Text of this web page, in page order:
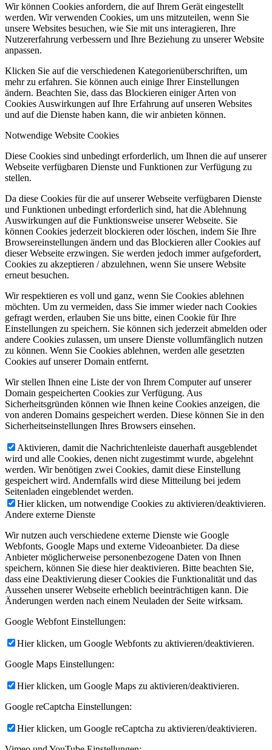
Wir können Cookies anfordern, die auf Ihrem Gerät eingestellt
werden. Wir verwenden Cookies, um uns mitzuteilen, wenn Sie
unsere Websites besuchen, wie Sie mit uns interagieren, Ihre
Nutzererfahrung verbessern und Ihre Beziehung zu unserer Website
anpassen.
Klicken Sie auf die verschiedenen Kategorienüberschriften, um
mehr zu erfahren. Sie können auch einige Ihrer Einstellungen
ändern. Beachten Sie, dass das Blockieren einiger Arten von
Cookies Auswirkungen auf Ihre Erfahrung auf unseren Websites
und auf die Dienste haben kann, die wir anbieten können.
Notwendige Website Cookies
Diese Cookies sind unbedingt erforderlich, um Ihnen die auf unserer
Webseite verfügbaren Dienste und Funktionen zur Verfügung zu
stellen.
Da diese Cookies für die auf unserer Webseite verfügbaren Dienste
und Funktionen unbedingt erforderlich sind, hat die Ablehnung
Auswirkungen auf die Funktionsweise unserer Webseite. Sie
können Cookies jederzeit blockieren oder löschen, indem Sie Ihre
Browsereinstellungen ändern und das Blockieren aller Cookies auf
dieser Webseite erzwingen. Sie werden jedoch immer aufgefordert,
Cookies zu akzeptieren / abzulehnen, wenn Sie unsere Website
erneut besuchen.
Wir respektieren es voll und ganz, wenn Sie Cookies ablehnen
möchten. Um zu vermeiden, dass Sie immer wieder nach Cookies
gefragt werden, erlauben Sie uns bitte, einen Cookie für Ihre
Einstellungen zu speichern. Sie können sich jederzeit abmelden oder
andere Cookies zulassen, um unsere Dienste vollumfänglich nutzen
zu können. Wenn Sie Cookies ablehnen, werden alle gesetzten
Cookies auf unserer Domain entfernt.
Wir stellen Ihnen eine Liste der von Ihrem Computer auf unserer
Domain gespeicherten Cookies zur Verfügung. Aus
Sicherheitsgründen können wie Ihnen keine Cookies anzeigen, die
von anderen Domains gespeichert werden. Diese können Sie in den
Sicherheitseinstellungen Ihres Browsers einsehen.
Aktivieren, damit die Nachrichtenleiste dauerhaft ausgeblendet
wird und alle Cookies, denen nicht zugestimmt wurde, abgelehnt
werden. Wir benötigen zwei Cookies, damit diese Einstellung
gespeichert wird. Andernfalls wird diese Mitteilung bei jedem
Seitenladen eingeblendet werden.
Hier klicken, um notwendige Cookies zu aktivieren/deaktivieren.
Andere externe Dienste
Wir nutzen auch verschiedene externe Dienste wie Google
Webfonts, Google Maps und externe Videoanbieter. Da diese
Anbieter möglicherweise personenbezogene Daten von Ihnen
speichern, können Sie diese hier deaktivieren. Bitte beachten Sie,
dass eine Deaktivierung dieser Cookies die Funktionalität und das
Aussehen unserer Webseite erheblich beeinträchtigen kann. Die
Änderungen werden nach einem Neuladen der Seite wirksam.
Google Webfont Einstellungen:
Hier klicken, um Google Webfonts zu aktivieren/deaktivieren.
Google Maps Einstellungen:
Hier klicken, um Google Maps zu aktivieren/deaktivieren.
Google reCaptcha Einstellungen:
Hier klicken, um Google reCaptcha zu aktivieren/deaktivieren.